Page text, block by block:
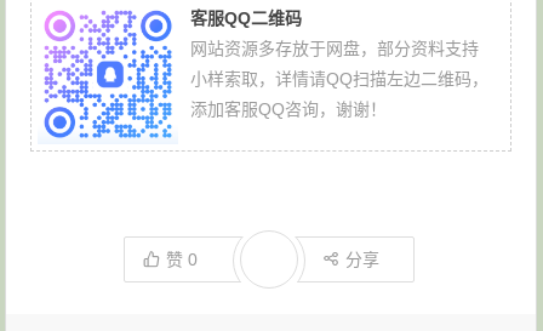
客服QQ二维码
网站资源多存放于网盘，部分资料支持
小样索取，详情请QQ扫描左边二维码，
添加客服QQ咨询，谢谢！
赞0 分享